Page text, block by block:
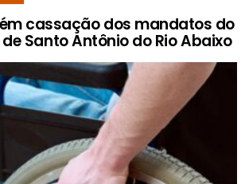
cassação dos mandatos do
Santo Antônio do Rio Abaixo